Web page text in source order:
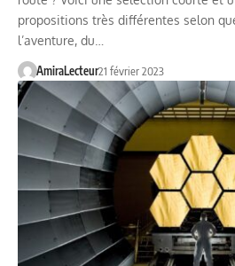
propositions très différentes selon
l’aventure, du…
AmiraLecteur21 février 2023